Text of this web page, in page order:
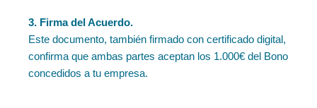
3. Firma del Acuerdo.
Este documento, también firmado con certificado digital,
confirma que ambas partes aceptan los 1.000€ del Bono
concedidos a tu empresa.